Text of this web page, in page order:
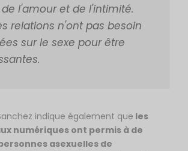
l'amour et de l'intimité.
relations n'ont pas besoin
sur le sexe pour être
indique également que les
numériques ont permis à de
asexuelles de